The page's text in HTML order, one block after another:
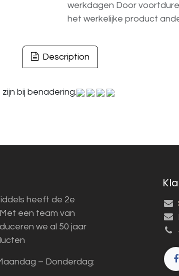
werkdagen Door
het werkelijke product
Description
bij benadering.
heeft de 2e
een team van
we al 50 jaar
– Donderdag: